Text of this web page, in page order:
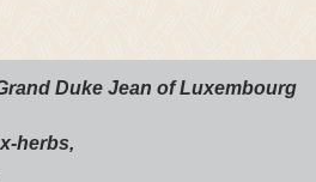
Duke Jean of Luxembourg
herbs,